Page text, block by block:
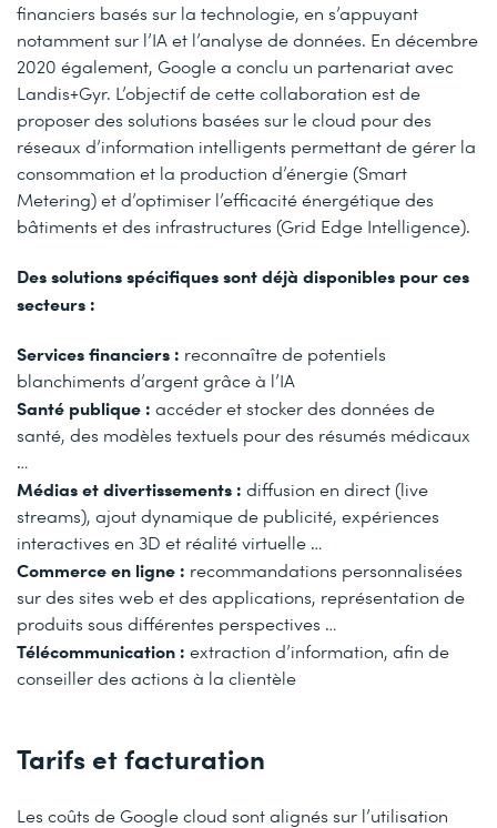
financiers basés sur la technologie, en s’appuyant
notamment sur l’IA et l’analyse de données. En décembre
2020 également, Google a conclu un partenariat avec
Landis+Gyr. L’objectif de cette collaboration est de
proposer des solutions basées sur le cloud pour des
réseaux d’information intelligents permettant de gérer la
consommation et la production d’énergie (Smart
Metering) et d’optimiser l’efficacité énergétique des
bâtiments et des infrastructures (Grid Edge Intelligence).
Des solutions spécifiques sont déjà disponibles pour ces
secteurs :
Services financiers : reconnaître de potentiels
blanchiments d’argent grâce à l’IA
Santé publique : accéder et stocker des données de
santé, des modèles textuels pour des résumés médicaux
…
Médias et divertissements : diffusion en direct (live
streams), ajout dynamique de publicité, expériences
interactives en 3D et réalité virtuelle …
Commerce en ligne : recommandations personnalisées
sur des sites web et des applications, représentation de
produits sous différentes perspectives …
Télécommunication : extraction d’information, afin de
conseiller des actions à la clientèle
Tarifs et facturation
Les coûts de Google cloud sont alignés sur l’utilisation